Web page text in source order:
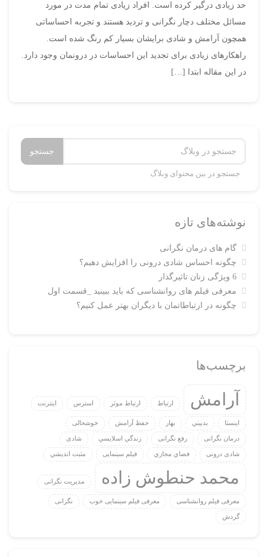
حد زیادی درگیر کرده است. افراد زیادی تمام مدت در مورد
مسائل مختلف دچار نگرانی و تردید هستند و تجربه احساساتی
همچون آرامش و شادی برایشان بسیار کم رنگ شده است.
راهکارهای زیادی برای تجدید این احساسات در درونمان وجود دارد.
در این مقاله ابتدا […]
جستجو
جستجو در بین محتوای وبلاگ
نوشته‌های تازه
گام های درمان نگرانی
چگونه احساس شادی درونی را افزایش دهیم؟
6 ویژگی زنان تاثیرگذار
معرفی فیلم های روانشناسی که باید ببینید _قسمت اول
چگونه در ارتباطاتمان با دیگران بهتر عمل کنیم؟
برچسب‌ها
آرامش ارتباط ارتباط موثر استرس اينترنت
اینستا بدبيني بهار حفظ آرامش خوشحالی
درمان نگرانی رفع نگرانی زندگي اسلايسي شادی
شادی درونی فضاي مجازي فیلم سینمایی مثبت انديشي
محمد حنطوش زاده مدیریت نگرانی
معرفی فیلم روانشناسی معرفی فیلم سینمایی خوب نگرانی
گردش